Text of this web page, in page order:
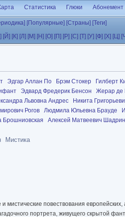
Статистика Глюки Абонемент
[Популярные] [Страны] [Теги]
[Й] [К] [Л] [М] [Н] [О] [П] [Р] [С] [Т] [У] [Ф] [Х] [Ц]
Эдгар Аллан По Брэм Стокер Гилберт
Эдвард Фредерик Бенсон Жерар де
Львовна Андрес Никита
Рогов Людмила Юльевна Брауде
Брошниовская Алексей Матвеевич Шадрин
Мистика
мистические повествования
портрета, живущего скрытой